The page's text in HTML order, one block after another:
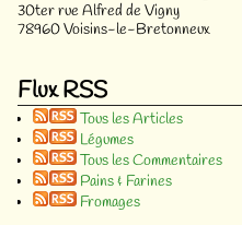
30ter rue Alfred de Vigny
78960 Voisins-le-Bretonneux
Flux RSS
Tous les Articles
Légumes
Tous les Commentaires
Pains & Farines
Fromages